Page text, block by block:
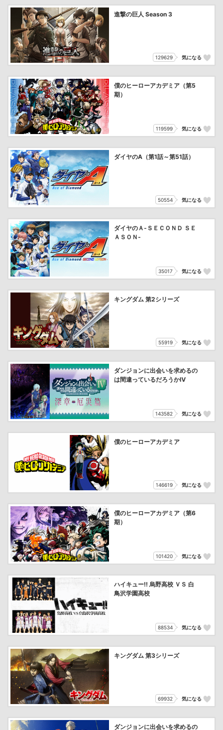
進撃の巨人 Season 3
129629 気になる
僕のヒーローアカデミア（第5
期）
119599 気になる
ダイヤのA（第1話～第51話）
50554 気になる
ダイヤのＡ‐ＳＥＣＯＮＤ ＳＥ
ＡＳＯＮ‐
35017 気になる
キングダム 第2シリーズ
55919 気になる
ダンジョンに出会いを求めるの
は間違っているだろうかⅣ
143582 気になる
僕のヒーローアカデミア
146619 気になる
僕のヒーローアカデミア（第6
期）
101420 気になる
ハイキュー!! 烏野高校 ＶＳ 白
鳥沢学園高校
88534 気になる
キングダム 第3シリーズ
69932 気になる
ダンジョンに出会いを求めるの